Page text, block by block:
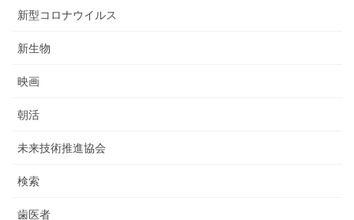
新型コロナウイルス
新生物
映画
朝活
未来技術推進協会
検索
歯医者